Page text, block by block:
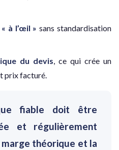
à l’œil » sans standardisation
du devis, ce qui crée un
prix facturé.
fiable doit être
et régulièrement
marge théorique et la